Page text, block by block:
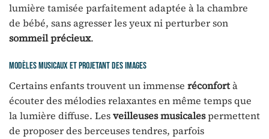
lumière tamisée parfaitement adaptée à la chambre
de bébé, sans agresser les yeux ni perturber son
sommeil précieux.
Modèles musicaux et projetant des images
Certains enfants trouvent un immense réconfortà
écouter des mélodies relaxantes en même temps que
la lumière diffuse. Lesveilleuses musicalespermettent
de proposer des berceuses tendres, parfois